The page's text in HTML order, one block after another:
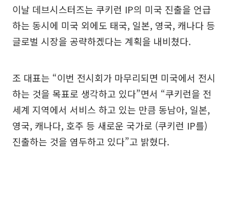
이날 데브시스터즈는 쿠키런 IP의 미국 진출을 언급
하는 동시에 미국 외에도 태국, 일본, 영국, 캐나다 등
글로벌 시장을 공략하겠다는 계획을 내비쳤다.
조 대표는 “이번 전시회가 마무리되면 미국에서 전시
하는 것을 목표로 생각하고 있다”면서 “쿠키런을 전
세계 지역에서 서비스 하고 있는 만큼 동남아, 일본,
영국, 캐나다, 호주 등 새로운 국가로 (쿠키런 IP를)
진출하는 것을 염두하고 있다”고 밝혔다.